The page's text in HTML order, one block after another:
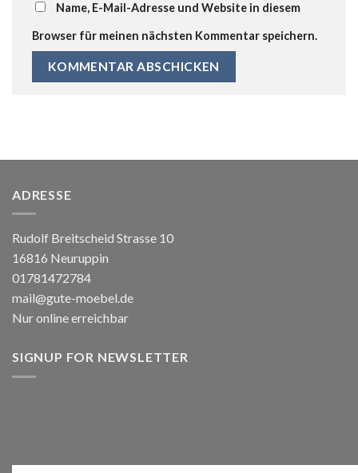
Name, E-Mail-Adresse und Website in diesem
Browser für meinen nächsten Kommentar speichern.
ADRESSE
Rudolf Breitscheid Strasse 10
16816 Neuruppin
01781472784
mail@gute-moebel.de
Nur online erreichbar
SIGNUP FOR NEWSLETTER